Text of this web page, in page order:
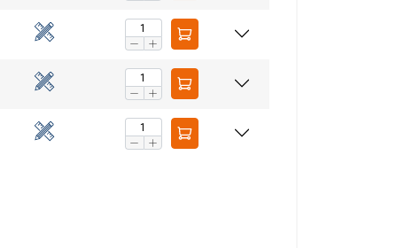
ENGLISH TRANSLATION
pat dalijamės
kurie gali